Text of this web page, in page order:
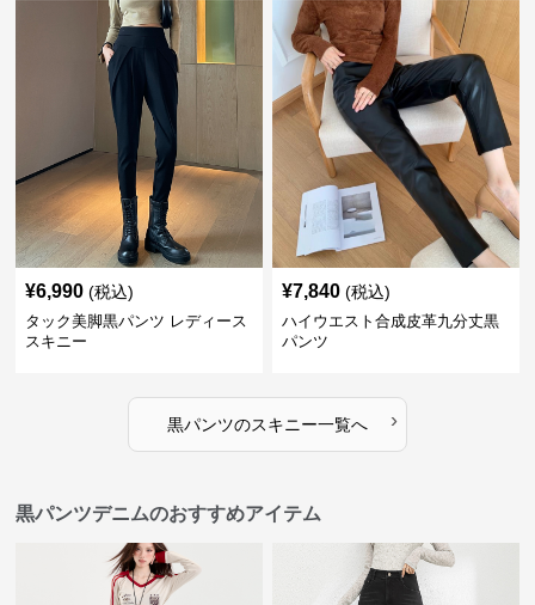
¥6,990 (税込)
タック美脚黒パンツ レディース
スキニー
¥7,840 (税込)
ハイウエスト合成皮革九分丈黒
パンツ
黒パンツのスキニー一覧へ ›
黒パンツデニムのおすすめアイテム